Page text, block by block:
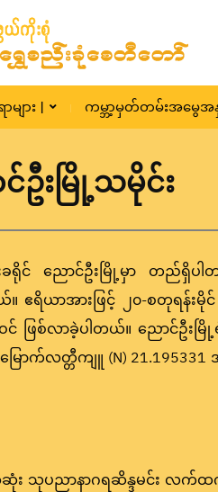
ျား | ကမ္ဘာ့မှတ်တမ်းအမွေအ
ဦးမြို့သမိုင်း
းခရိုင် ညောင်ဦးမြို့မှာ တည်
ဧရိယာအားဖြင့် ၂၀-စတုရန်း
းဝင် ဖြစ်လာခဲ့ပါတယ်။ ညော
ောက်လတ္တီကျူ (N)
ဆုံး သုပညာနာဂရဆိန္ဒမင်း လ